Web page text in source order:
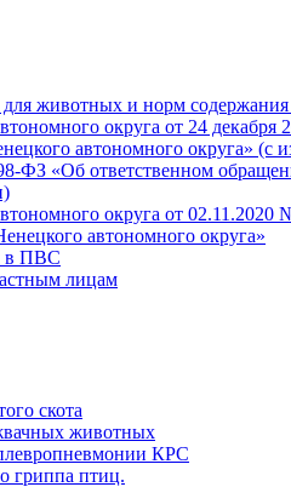
животных и норм
округа от 24
автономного округа» (с
ФЗ «Об ответственном
округа от
автономного округа»
в ПВС
лицам
скота
животных
КРС
гриппа птиц.